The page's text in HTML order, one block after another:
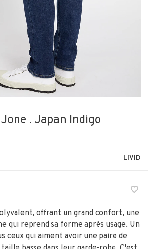
. Japan Indigo
LIVID
offrant un grand confort, une
qui reprend sa forme après usage. Un
ceux qui aiment avoir une paire de